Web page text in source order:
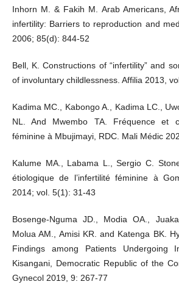
Inhorn M. & Fakih M. Arab Americans,
infertility: Barriers to reproduction and
2006; 85(d): 844-52
Bell, K. Constructions of “infertility” and
of involuntary childlessness. Affilia 2013,
Kadima MC., Kabongo A., Kadima LC.,
NL. And Mwembo TA. Fréquence et
féminine à Mbujimayi, RDC. Mali Médic
Kalume MA., Labama L., Sergio C.
étiologique de l’infertilité féminine à
2014; vol. 5(1): 31-43
Bosenge-Nguma JD., Modia OA.,
Molua AM., Amisi KR. and Katenga BK.
Findings among Patients Undergoing
Kisangani, Democratic Republic of the
Gynecol 2019, 9: 267-77